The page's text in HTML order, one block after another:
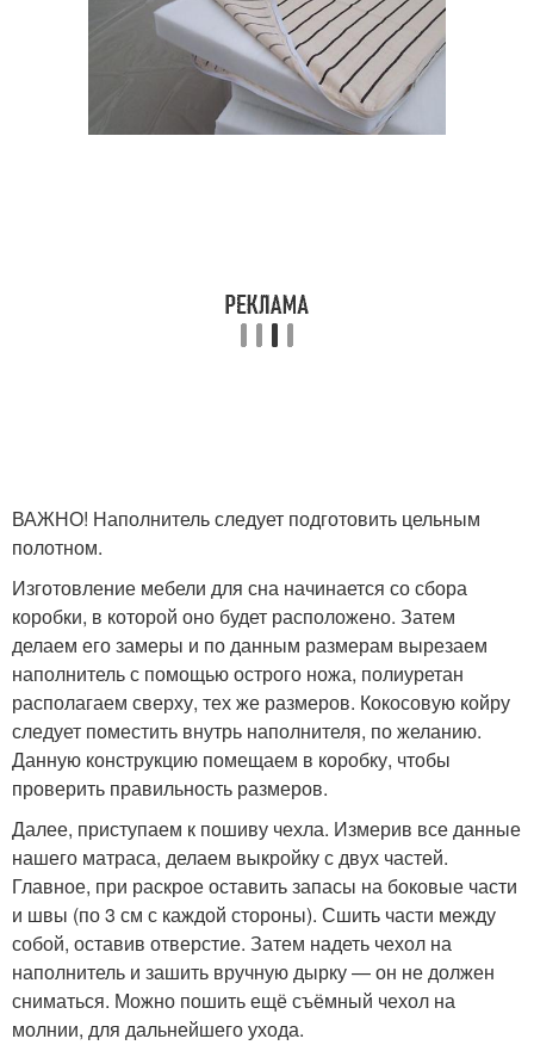
ВАЖНО! Наполнитель следует подготовить цельным
полотном.
Изготовление мебели для сна начинается со сбора
коробки, в которой оно будет расположено. Затем
делаем его замеры и по данным размерам вырезаем
наполнитель с помощью острого ножа, полиуретан
располагаем сверху, тех же размеров. Кокосовую койру
следует поместить внутрь наполнителя, по желанию.
Данную конструкцию помещаем в коробку, чтобы
проверить правильность размеров.
Далее, приступаем к пошиву чехла. Измерив все данные
нашего матраса, делаем выкройку с двух частей.
Главное, при раскрое оставить запасы на боковые части
и швы (по 3 см с каждой стороны). Сшить части между
собой, оставив отверстие. Затем надеть чехол на
наполнитель и зашить вручную дырку — он не должен
сниматься. Можно пошить ещё съёмный чехол на
молнии, для дальнейшего ухода.